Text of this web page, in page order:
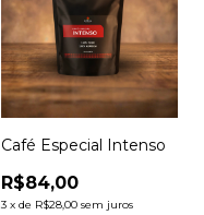
Café Especial Intenso
R$84,00
3 xde R$28,00 sem juros